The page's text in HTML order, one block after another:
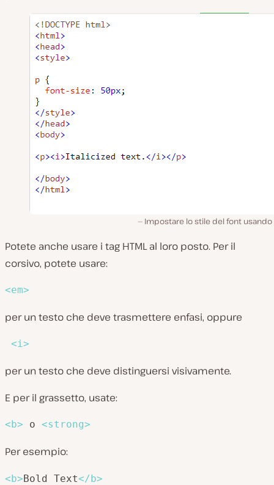
Impostare lo stile del font usando i
Potete anche usare i tag HTML al loro posto. Per il
corsivo, potete usare:
<em>
per un testo che deve trasmettere enfasi, oppure
<i >
per un testo che deve distinguersi visivamente.
E per il grassetto, usate:
<b> o <strong>
Per esempio:
<b>Bold Text</b>